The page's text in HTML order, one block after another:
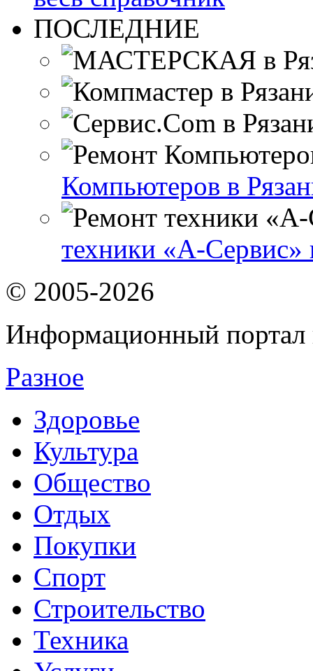
ПОСЛЕДНИЕ
Компьютеров в
техники «А-Сервис»
© 2005-2026
Информационный портал
Разное
Здоровье
Культура
Общество
Отдых
Покупки
Спорт
Строительство
Техника